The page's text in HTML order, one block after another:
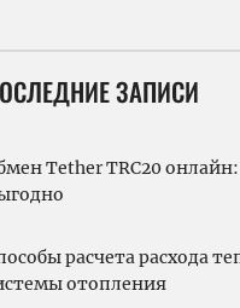
ЗАПИСИ
Tether TRC20
расчета расхода
отопления